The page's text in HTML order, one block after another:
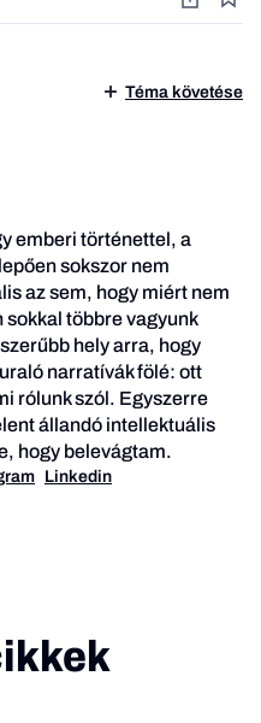
Téma követése
emberi történettel, a
sokszor nem
az sem, hogy miért nem
sokkal többre vagyunk
hely arra, hogy
narratívák fölé: ott
rólunk szól. Egyszerre
állandó intellektuális
hogy belevágtam.
Linkedin